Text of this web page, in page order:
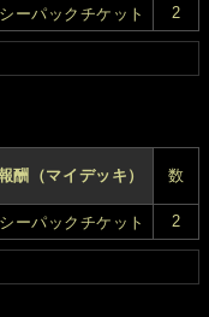
ーパックチケット 2
酬（マイデッキ） 数
ーパックチケット 2